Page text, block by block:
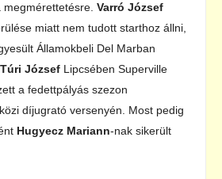
Varró József
miatt nem tudott starthoz állni,
Államokbeli Del Marban
Túri József Lipcsében Superville
a fedettpályás szezon
díjugrató versenyén. Most pedig
Hugyecz Mariann-nak sikerült